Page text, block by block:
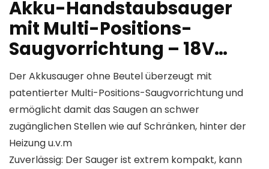
Akku-Handstaubsauger
mit Multi-Positions-
Saugvorrichtung – 18V…
Der Akkusauger ohne Beutel überzeugt mit
patentierter Multi-Positions-Saugvorrichtung und
ermöglicht damit das Saugen an schwer
zugänglichen Stellen wie auf Schränken, hinter der
Heizung u.v.m
Zuverlässig: Der Sauger ist extrem kompakt, kann